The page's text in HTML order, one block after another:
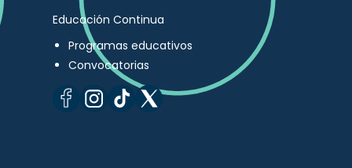
Educación Continua
Programas educativos
Convocatorias